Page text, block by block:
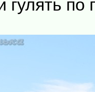
гулять по